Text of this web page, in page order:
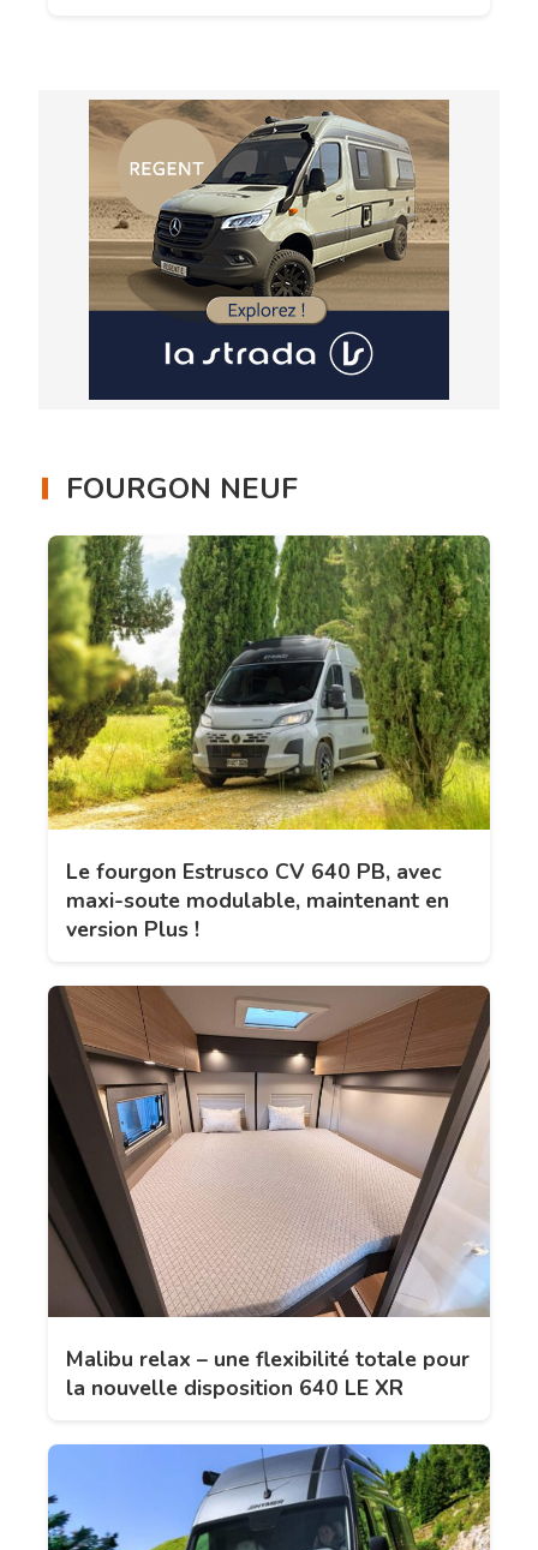
FOURGON NEUF
Le fourgon Estrusco CV 640 PB, avec
maxi-soute modulable, maintenant en
version Plus !
Malibu relax – une flexibilité totale pour
la nouvelle disposition 640 LE XR